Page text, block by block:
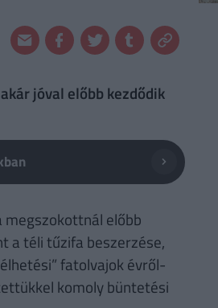
jóval előbb kezdődik
megszokottnál előbb
a téli tűzifa beszerzése,
fatolvajok évről-
komoly büntetési